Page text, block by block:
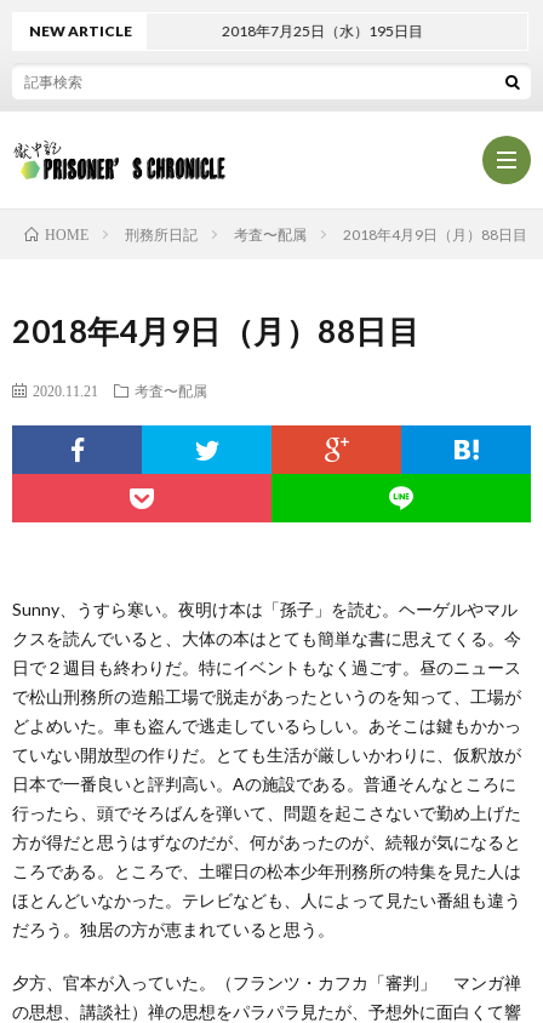
フ
ル
ラ
シ
ポ
リ
シ
お
合
わ
せ
NEW ARTICLE 2018年7月25日（水）195日目
HOME 刑務所日記 考査〜配属 2018年4月9日（月）88日目
2018年4月9日（月）88日目
2020.11.21 考査〜配属
Sunny、うすら寒い。夜明け本は「孫子」を読む。ヘーゲルやマル
クスを読んでいると、大体の本はとても簡単な書に思えてくる。今
日で２週目も終わりだ。特にイベントもなく過ごす。昼のニュース
で松山刑務所の造船工場で脱走があったというのを知って、工場が
どよめいた。車も盗んで逃走しているらしい。あそこは鍵もかかっ
ていない開放型の作りだ。とても生活が厳しいかわりに、仮釈放が
日本で一番良いと評判高い。Aの施設である。普通そんなところに
行ったら、頭でそろばんを弾いて、問題を起こさないで勤め上げた
方が得だと思うはずなのだが、何があったのが、続報が気になると
ころである。ところで、土曜日の松本少年刑務所の特集を見た人は
ほとんどいなかった。テレビなども、人によって見たい番組も違う
だろう。独居の方が恵まれていると思う。
夕方、官本が入っていた。（フランツ・カフカ「審判」 マンガ禅
の思想、講談社）禅の思想をパラパラ見たが、予想外に面白くて響